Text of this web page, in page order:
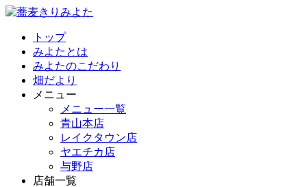
トップ
みよたとは
みよたのこだわり
畑だより
メニュー
メニュー一覧
青山本店
レイクタウン店
ヤエチカ店
与野店
店舗一覧